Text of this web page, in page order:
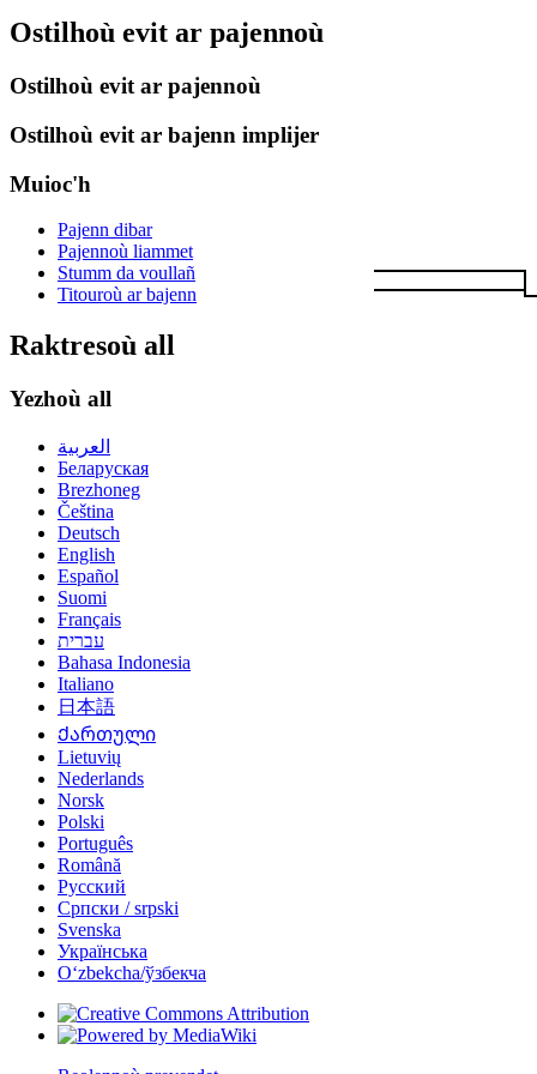
Ostilhoù evit ar pajennoù
Ostilhoù evit ar pajennoù
Ostilhoù evit ar bajenn implijer
Muioc'h
Pajenn dibar
Pajennoù liammet
Stumm da voullañ
Titouroù ar bajenn
Raktresoù all
Yezhoù all
العربية
Беларуская
Brezhoneg
Čeština
Deutsch
English
Español
Suomi
Français
עברית
Bahasa Indonesia
Italiano
日本語
Ქართული
Lietuvių
Nederlands
Norsk
Polski
Português
Română
Русский
Српски / srpski
Svenska
Українська
Oʻzbekcha/ўзбекча